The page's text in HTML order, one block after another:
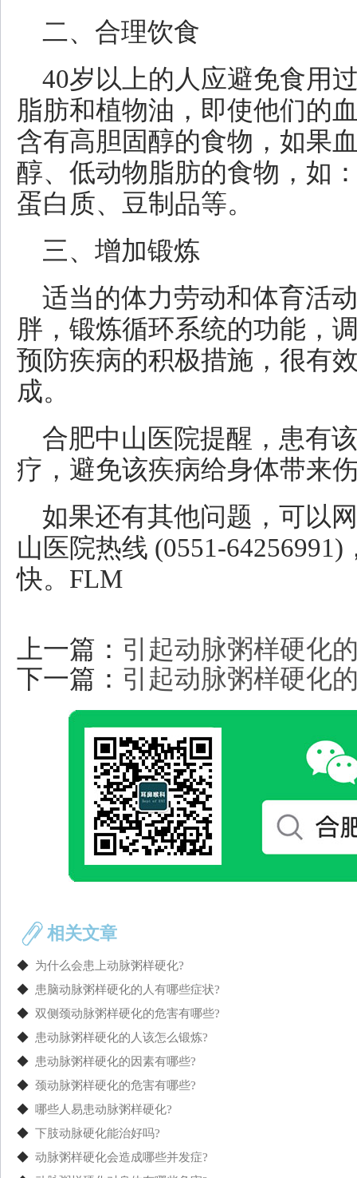
二、合理饮食
40岁以上的人应避免食用
脂肪和植物油，即使他们的
含有高胆固醇的食物，如果
醇、低动物脂肪的食物，如
蛋白质、豆制品等。
三、增加锻炼
适当的体力劳动和体育活
胖，锻炼循环系统的功能，
预防疾病的积极措施，很有
成。
合肥中山医院提醒，患有
疗，避免该疾病给身体带来
如果还有其他问题，可以
山医院热线 (0551-
快。FLM
上一篇： 引起动脉粥样硬化
下一篇： 引起动脉粥样硬化
相关文章
◆ 为什么会患上动脉粥样硬化?
◆ 患脑动脉粥样硬化的人有哪些症状?
◆ 双侧颈动脉粥样硬化的危害有哪些?
◆ 患动脉粥样硬化的人该怎么锻炼?
◆ 患动脉粥样硬化的因素有哪些?
◆ 颈动脉粥样硬化的危害有哪些?
◆ 哪些人易患动脉粥样硬化?
◆ 下肢动脉硬化能治好吗?
◆ 动脉粥样硬化会造成哪些并发症?